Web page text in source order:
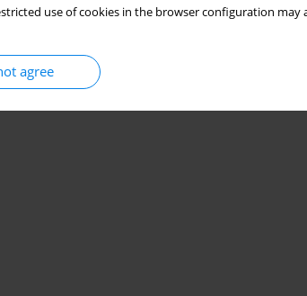
use of cookies in the browser configuration
agree